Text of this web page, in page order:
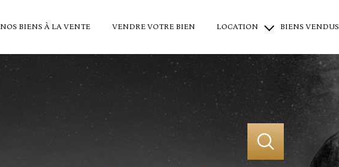
NOS BIENS À LA VENTE VENDRE VOTRE BIEN LOCATION
locations saisonnières
locations à l'année
location professionnel
BIENS VENDUS